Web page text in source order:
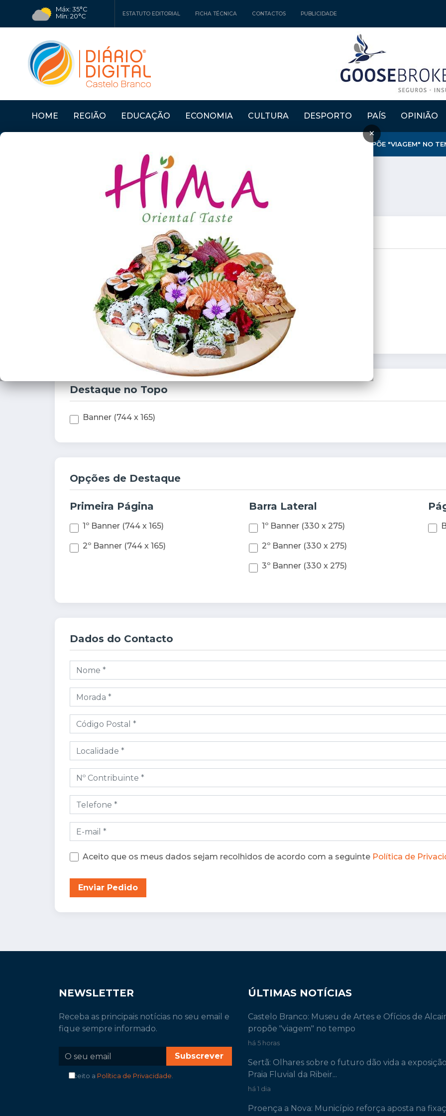
Máx: 35°C
Mín: 20°C
ESTATUTO EDITORIAL FICHA TÉCNICA CONTACTOS PUBLICIDADE
HOME REGIÃO EDUCAÇÃO ECONOMIA CULTURA DESPORTO PAÍS OPINIÃO
×
CASTELO BRANCO: MUSEU DE ARTES E OFÍCIOS DE ALCAINS PROPÕE "VIAGEM" NO
Publicidade
Período da Subscrição
3 meses
6 meses
1 ano
Destaque no Topo
Banner (744 x 165)
Opções de Destaque
Primeira Página
1º Banner (744 x 165)
2º Banner (744 x 165)
Barra Lateral
1º Banner (330 x 275)
2º Banner (330 x 275)
3º Banner (330 x 275)
Dados do Contacto
Aceito que os meus dados sejam recolhidos de acordo com a seguinte Política de
Enviar Pedido
NEWSLETTER
Receba as principais notícias no seu email e
fique sempre informado.
Subscrever
Aceito a Política de Privacidade.
ÚLTIMAS NOTÍCIAS
Castelo Branco: Museu de Artes e Ofícios de
propõe "viagem" no tempo
há 5 horas
Sertã: Olhares sobre o futuro dão vida a
Praia Fluvial da Ribeir...
há 1 dia
Proença a Nova: Município reforça aposta na